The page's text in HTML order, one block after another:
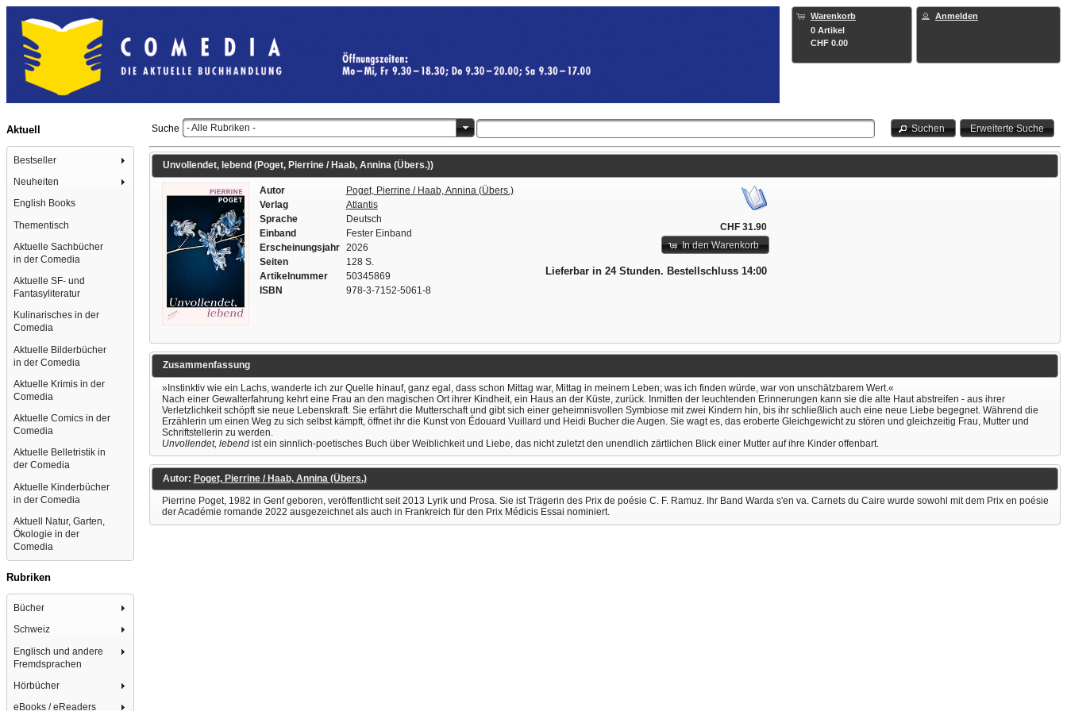
Warenkorb
0 Artikel
CHF 0.00
Anmelden
Aktuell
Bestseller
Neuheiten
English Books
Thementisch
Aktuelle Sachbücher
in der Comedia
Aktuelle SF- und
Fantasyliteratur
Kulinarisches in der
Comedia
Aktuelle Bilderbücher
in der Comedia
Aktuelle Krimis in der
Comedia
Aktuelle Comics in der
Comedia
Aktuelle Belletristik in
der Comedia
Aktuelle Kinderbücher
in der Comedia
Aktuell Natur, Garten,
Ökologie in der
Comedia
Rubriken
Bücher
Schweiz
Englisch und andere
Fremdsprachen
Hörbücher
eBooks / eReaders
Suche - Alle Rubriken - Suchen Erweiterte Suche
Unvollendet, lebend (Poget, Pierrine / Haab, Annina (Übers.))
Autor
Poget, Pierrine / Haab, Annina (Übers.)
Verlag
Atlantis
Sprache
Deutsch
Einband
Fester Einband
Erscheinungsjahr
2026
Seiten
128 S.
Artikelnummer
50345869
ISBN
978-3-7152-5061-8
CHF 31.90
In den Warenkorb
Lieferbar in 24 Stunden. Bestellschluss 14:00
Zusammenfassung
»Instinktiv wie ein Lachs, wanderte ich zur Quelle hinauf, ganz egal, dass schon Mittag war, Mittag in meinem Leben; was ich finden würde, war von unschätzbarem Wert.«
Nach einer Gewalterfahrung kehrt eine Frau an den magischen Ort ihrer Kindheit, ein Haus an der Küste, zurück. Inmitten der leuchtenden Erinnerungen kann sie die alte Haut abstreifen - aus ihrer
Verletzlichkeit schöpft sie neue Lebenskraft. Sie erfährt die Mutterschaft und gibt sich einer geheimnisvollen Symbiose mit zwei Kindern hin, bis ihr schließlich auch eine neue Liebe begegnet. Während die
Erzählerin um einen Weg zu sich selbst kämpft, öffnet ihr die Kunst von Édouard Vuillard und Heidi Bucher die Augen. Sie wagt es, das eroberte Gleichgewicht zu stören und gleichzeitig Frau, Mutter und
Schriftstellerin zu werden.
Unvollendet, lebendist ein sinnlich-poetisches Buch über Weiblichkeit und Liebe, das nicht zuletzt den unendlich zärtlichen Blick einer Mutter auf ihre Kinder offenbart.
Autor: Poget, Pierrine / Haab, Annina (Übers.)
Pierrine Poget, 1982 in Genf geboren, veröffentlicht seit 2013 Lyrik und Prosa. Sie ist Trägerin des Prix de poésie C. F. Ramuz. Ihr Band Warda s'en va. Carnets du Caire wurde sowohl mit dem Prix en poésie
der Académie romande 2022 ausgezeichnet als auch in Frankreich für den Prix Médicis Essai nominiert.